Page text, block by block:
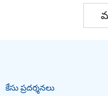
కేసు ప్రదర్శనలు